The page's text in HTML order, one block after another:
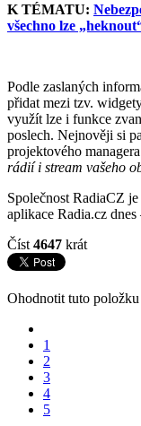
K TÉMATU:
všechno lze
Podle zaslaných
přidat mezi tzv.
využít lze i funkce
poslech. Nejnověji si
projektového
rádií i stream vašeho
Společnost RadiaCZ
aplikace Radia.cz
Číst 4647 krát
Ohodnotit tuto položku
1
2
3
4
5